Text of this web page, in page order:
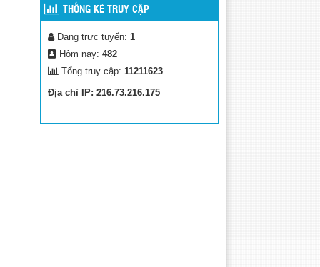
THỐNG KÊ TRUY CẬP
Đang trực tuyến: 1
Hôm nay: 482
Tổng truy cập: 11211623
Địa chỉ IP: 216.73.216.175